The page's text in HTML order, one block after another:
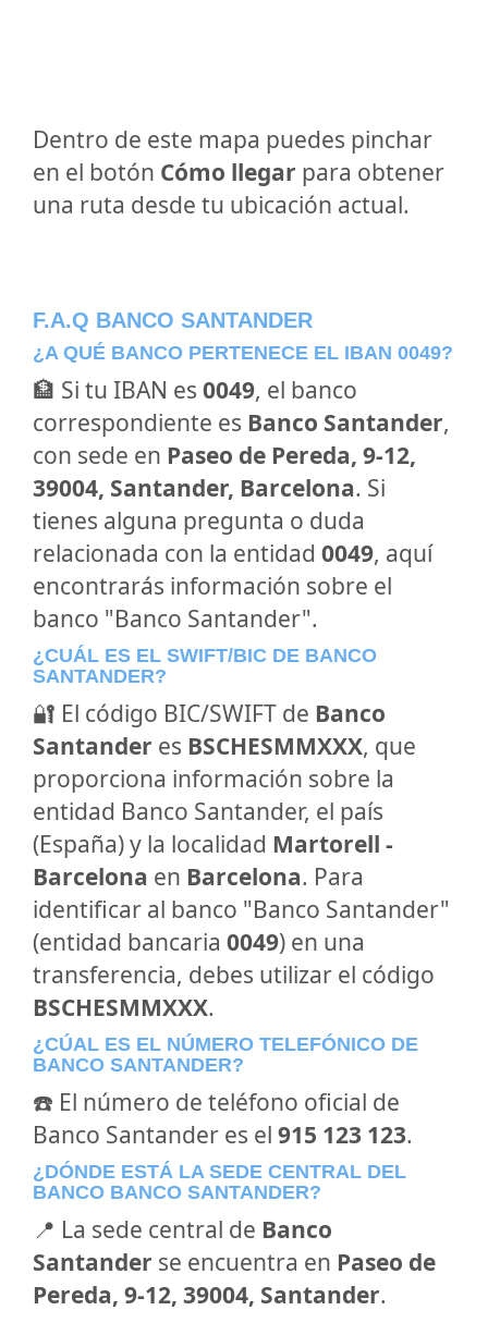
Dentro de este mapa puedes pinchar
en el botón Cómo llegar para obtener
una ruta desde tu ubicación actual.
F.A.Q BANCO SANTANDER
¿A QUÉ BANCO PERTENECE EL IBAN 0049?
🏦 Si tu IBAN es 0049, el banco
correspondiente es Banco Santander,
con sede en Paseo de Pereda, 9-12,
39004, Santander, Barcelona. Si
tienes alguna pregunta o duda
relacionada con la entidad 0049, aquí
encontrarás información sobre el
banco "Banco Santander".
¿CUÁL ES EL SWIFT/BIC DE BANCO
SANTANDER?
🔐 El código BIC/SWIFT de Banco
Santander es BSCHESMMXXX, que
proporciona información sobre la
entidad Banco Santander, el país
(España) y la localidad Martorell -
Barcelona en Barcelona. Para
identificar al banco "Banco Santander"
(entidad bancaria 0049) en una
transferencia, debes utilizar el código
BSCHESMMXXX.
¿CÚAL ES EL NÚMERO TELEFÓNICO DE
BANCO SANTANDER?
☎️ El número de teléfono oficial de
Banco Santander es el 915 123 123.
¿DÓNDE ESTÁ LA SEDE CENTRAL DEL
BANCO BANCO SANTANDER?
📍 La sede central de Banco
Santander se encuentra en Paseo de
Pereda, 9-12, 39004, Santander.